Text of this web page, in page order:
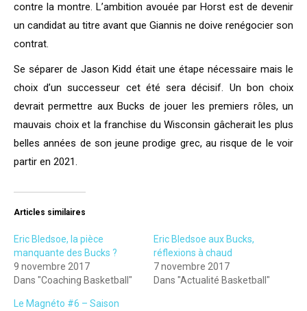
contre la montre. L’ambition avouée par Horst est de devenir
un candidat au titre avant que Giannis ne doive renégocier son
contrat.
Se séparer de Jason Kidd était une étape nécessaire mais le
choix d’un successeur cet été sera décisif. Un bon choix
devrait permettre aux Bucks de jouer les premiers rôles, un
mauvais choix et la franchise du Wisconsin gâcherait les plus
belles années de son jeune prodige grec, au risque de le voir
partir en 2021.
Articles similaires
Eric Bledsoe, la pièce
manquante des Bucks ?
9 novembre 2017
Dans "Coaching Basketball"
Eric Bledsoe aux Bucks,
réflexions à chaud
7 novembre 2017
Dans "Actualité Basketball"
Le Magnéto #6 – Saison